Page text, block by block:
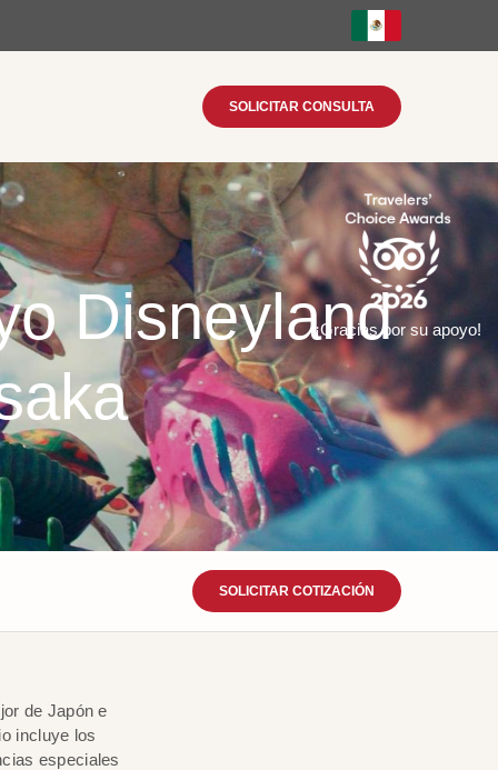
SOLICITAR CONSULTA
Disneyland¡Gracias por su apoyo!
SOLICITAR COTIZACIÓN
de Japón e
incluye los
especiales